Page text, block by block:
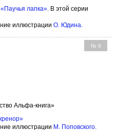
«Паучья лапка». В этой серии
иллюстрации О. Юдина.
№ 9
Альфа-книга»
иллюстрации М. Поповского.